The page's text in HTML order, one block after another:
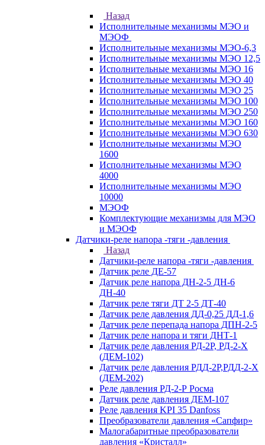
Назад
Исполнительные механизмы МЭО и
МЭОФ
Исполнительные механизмы МЭО-6,3
Исполнительные механизмы МЭО 12,5
Исполнительные механизмы МЭО 16
Исполнительные механизмы МЭО 40
Исполнительные механизмы МЭО 25
Исполнительные механизмы МЭО 100
Исполнительные механизмы МЭО 250
Исполнительные механизмы МЭО 160
Исполнительные механизмы МЭО 630
Исполнительные механизмы МЭО
1600
Исполнительные механизмы МЭО
4000
Исполнительные механизмы МЭО
10000
МЭОФ
Комплектующие механизмы для МЭО
и МЭОФ
Датчики-реле напора -тяги -давления
Назад
Датчики-реле напора -тяги -давления
Датчик реле ДЕ-57
Датчик реле напора ДН-2-5 ДН-6
ДН-40
Датчик реле тяги ДТ 2-5 ДТ-40
Датчик реле давления ДД-0,25 ДД-1,6
Датчик реле перепада напора ДПН-2-5
Датчик реле напора и тяги ДНТ-1
Датчик реле давления РД-2Р, РД-2-Х
(ДЕМ-102)
Датчик реле давления РДД-2Р,РДД-2-Х
(ДЕМ-202)
Реле давления РД-2-Р Росма
Датчик реле давления ДЕМ-107
Реле давления KPI 35 Danfoss
Преобразователи давления «Сапфир»
Малогабаритные преобразователи
давления «Кристалл»